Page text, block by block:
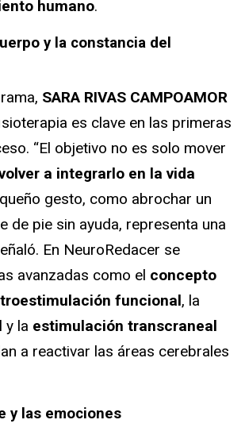
humano.
y la constancia del
SARA RIVAS CAMPOAMOR
es clave en las primeras
“El objetivo no es solo mover
a integrarlo en la vida
gesto, como abrochar un
de pie sin ayuda, representa una
En NeuroRedacer se
avanzadas como el concepto
funcional, la
y la estimulación transcraneal
a reactivar las áreas cerebrales
y las emociones